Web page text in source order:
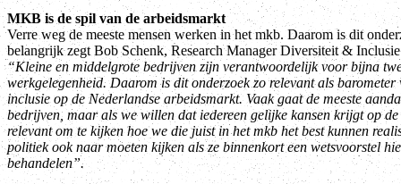
MKB is de spil van de arbeidsmarkt
Verre weg de meeste mensen werken in het mkb. Daarom is dit
belangrijk zegt Bob Schenk, Research Manager Diversiteit &
“Kleine en middelgrote bedrijven zijn verantwoordelijk voor bijna
werkgelegenheid. Daarom is dit onderzoek zo relevant als
inclusie op de Nederlandse arbeidsmarkt. Vaak gaat de meeste
bedrijven, maar als we willen dat iedereen gelijke kansen krijgt op
relevant om te kijken hoe we die juist in het mkb het best kunnen
politiek ook naar moeten kijken als ze binnenkort een wetsvoorstel
behandelen”.